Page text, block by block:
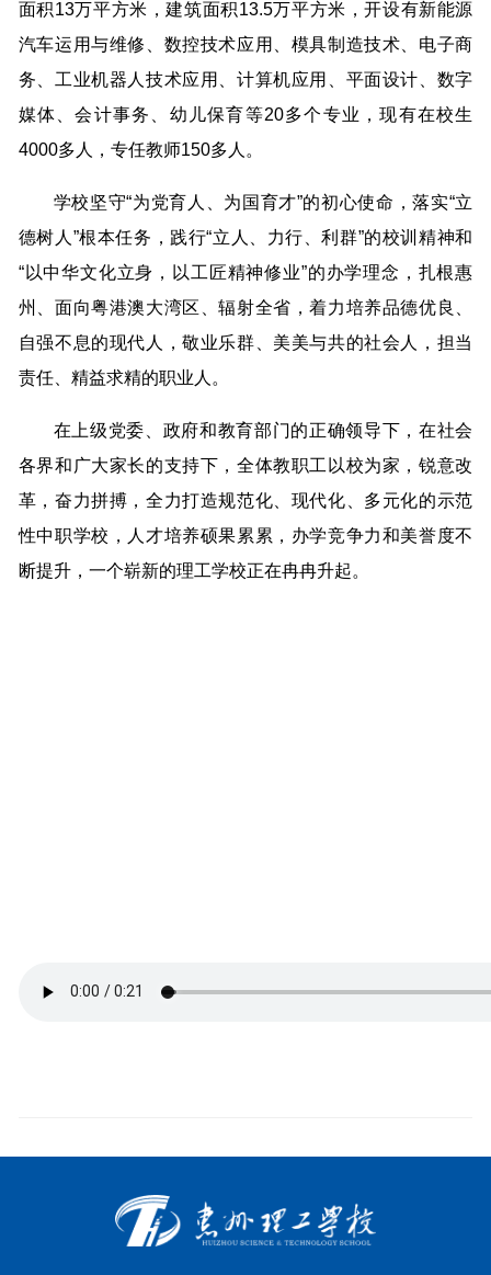
面积13万平方米，建筑面积13.5万平方米，开设有新能源
汽车运用与维修、数控技术应用、模具制造技术、电子商
务、工业机器人技术应用、计算机应用、平面设计、数字
媒体、会计事务、幼儿保育等20多个专业，现有在校生
4000多人，专任教师150多人。
学校坚守“为党育人、为国育才”的初心使命，落实“立
德树人”根本任务，践行“立人、力行、利群”的校训精神和
“以中华文化立身，以工匠精神修业”的办学理念，扎根惠
州、面向粤港澳大湾区、辐射全省，着力培养品德优良、
自强不息的现代人，敬业乐群、美美与共的社会人，担当
责任、精益求精的职业人。
在上级党委、政府和教育部门的正确领导下，在社会
各界和广大家长的支持下，全体教职工以校为家，锐意改
革，奋力拼搏，全力打造规范化、现代化、多元化的示范
性中职学校，人才培养硕果累累，办学竞争力和美誉度不
断提升，一个崭新的理工学校正在冉冉升起。